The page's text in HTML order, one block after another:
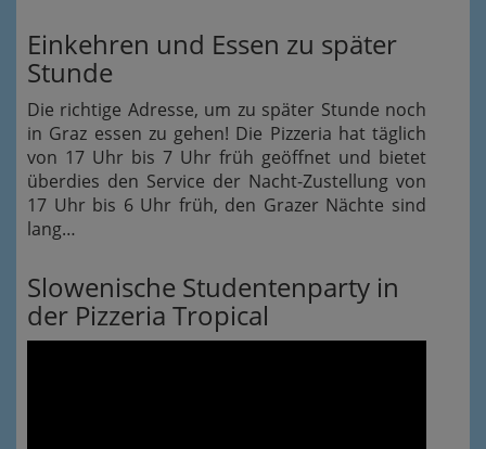
Einkehren und Essen zu später
Stunde
Die richtige Adresse, um zu später Stunde noch
in Graz essen zu gehen! Die Pizzeria hat täglich
von 17 Uhr bis 7 Uhr früh geöffnet und bietet
überdies den Service der Nacht-Zustellung von
17 Uhr bis 6 Uhr früh, den Grazer Nächte sind
lang…
Slowenische Studentenparty in
der Pizzeria Tropical